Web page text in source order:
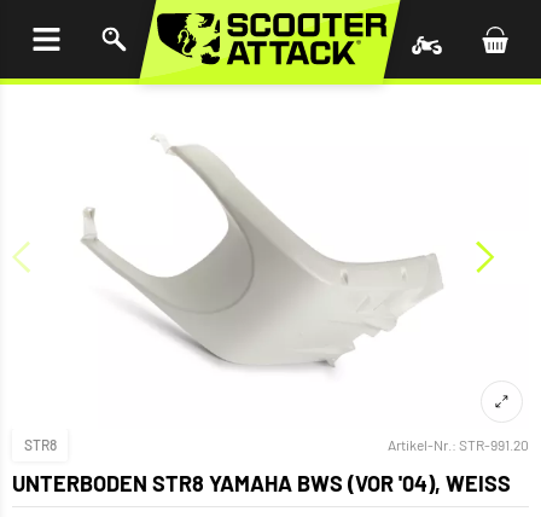
STR8 Artikel-Nr.: STR-991.20
UNTERBODEN STR8 YAMAHA BWS (VOR '04), WEISS